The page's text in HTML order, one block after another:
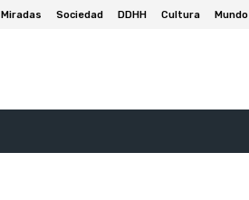
Miradas Sociedad DDHH Cultura Mundo